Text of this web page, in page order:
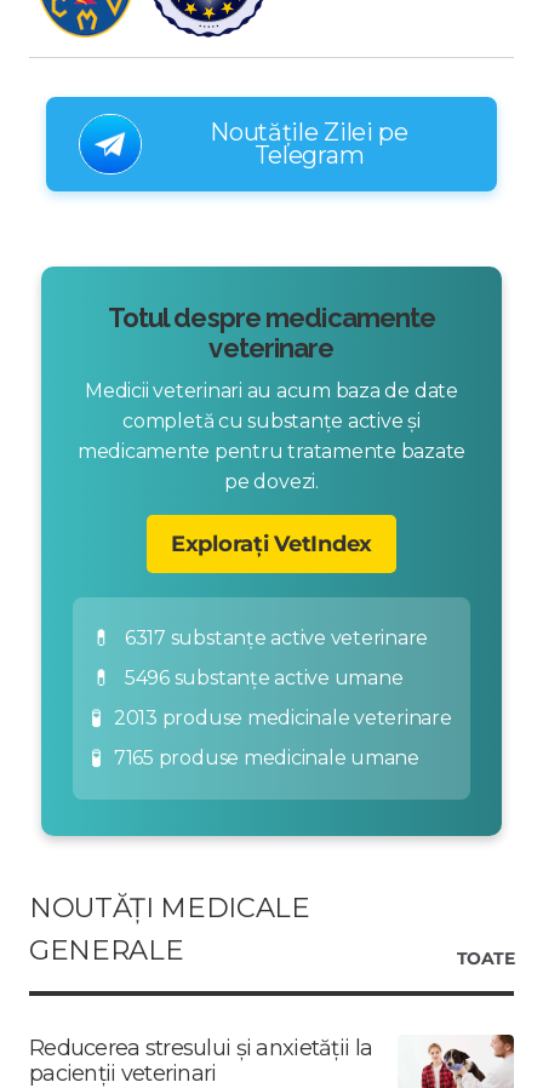
Noutățile Zilei pe
Telegram
Totul despre medicamente
veterinare
Medicii veterinari au acum baza de date
completă cu substanțe active și
medicamente pentru tratamente bazate
pe dovezi.
Explorați VetIndex
💊 6317 substanțe active veterinare
💊 5496 substanțe active umane
🧪 2013 produse medicinale veterinare
🧪 7165 produse medicinale umane
NOUTĂȚI MEDICALE
GENERALE
TOATE
Reducerea stresului și anxietății la
pacienții veterinari